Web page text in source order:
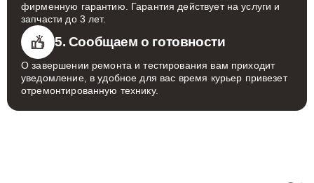
фирменную гарантию. Гарантия действует на услуги и
запчасти до 3 лет.
5. Сообщаем о готовности
О завершении ремонта и тестирования вам приходит
уведомление, в удобное для вас время курьер привезет
отремонтированную технику.